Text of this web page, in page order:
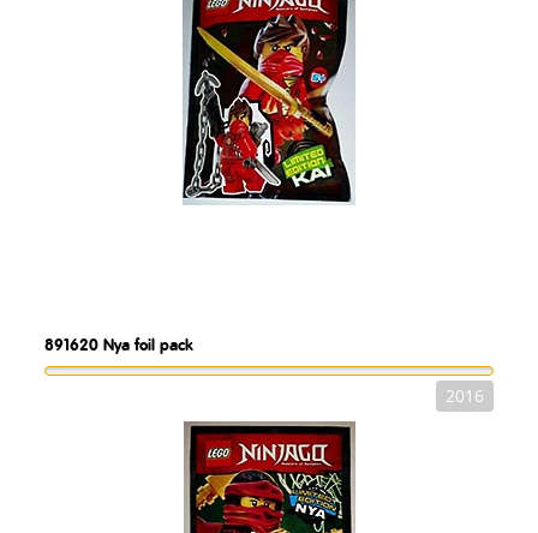
891620 Nya foil pack
2016